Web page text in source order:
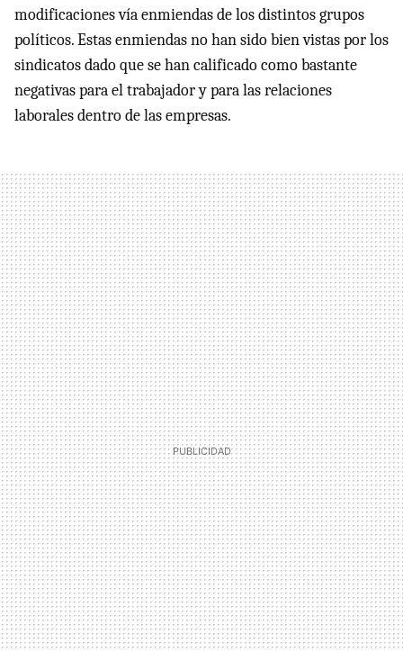
modificaciones vía enmiendas de los distintos grupos
políticos. Estas enmiendas no han sido bien vistas por los
sindicatos dado que se han calificado como bastante
negativas para el trabajador y para las relaciones
laborales dentro de las empresas.